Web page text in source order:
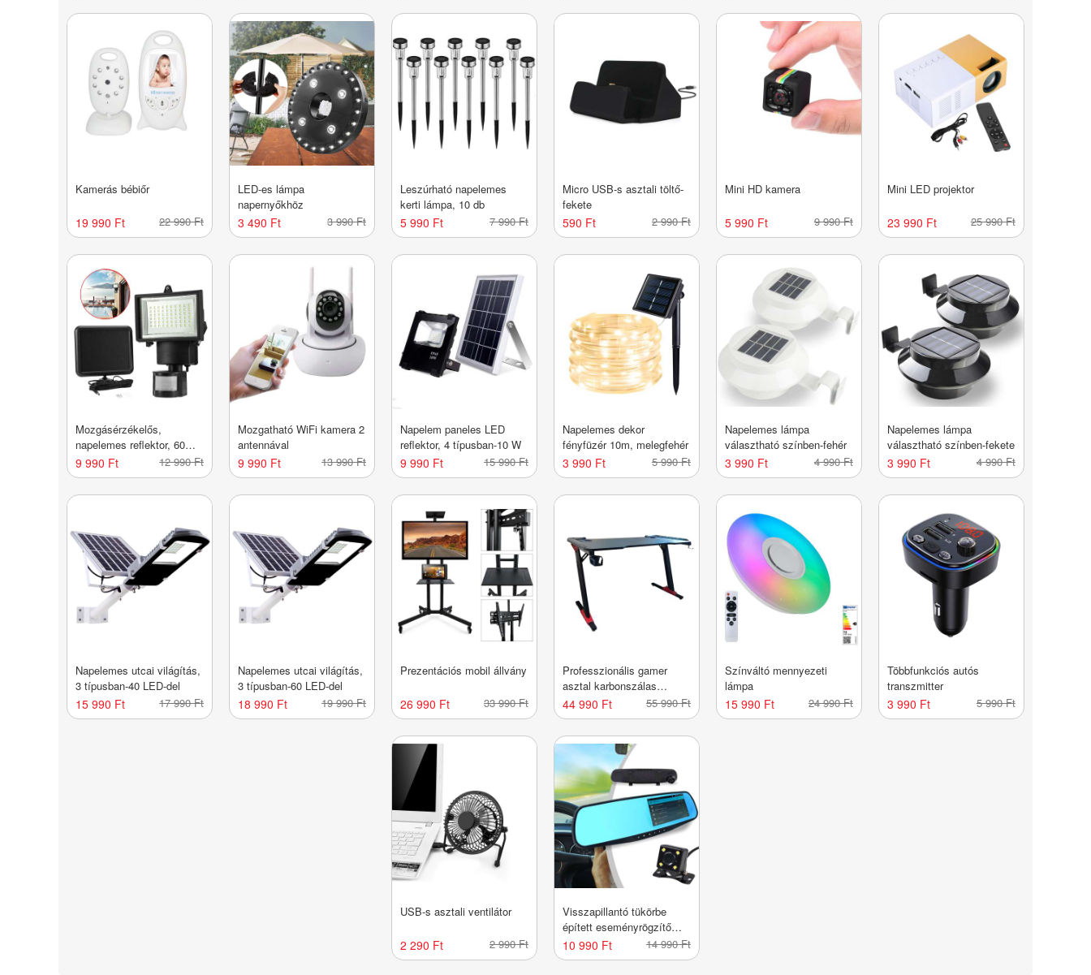
Kamerás bébiőr
19 990 Ft 22 990 Ft
LED-es lámpa
napernyőkhöz
3 490 Ft 3 990 Ft
Leszúrható napelemes
kerti lámpa, 10 db
5 990 Ft 7 990 Ft
Micro USB-s asztali töltő-
fekete
590 Ft 2 990 Ft
Mini HD kamera
5 990 Ft 9 990 Ft
Mini LED projektor
23 990 Ft 25 990 Ft
Mozgásérzékelős,
napelemes reflektor, 60
LED
9 990 Ft 12 990 Ft
Mozgatható WiFi kamera 2
antennával
9 990 Ft 13 990 Ft
Napelem paneles LED
reflektor, 4 típusban-10 W
9 990 Ft 15 990 Ft
Napelemes dekor
fényfüzér 10m, melegfehér
3 990 Ft 5 990 Ft
Napelemes lámpa
választható színben-fehér
3 990 Ft 4 990 Ft
Napelemes lámpa
választható színben-fekete
3 990 Ft 4 990 Ft
Napelemes utcai világítás,
3 típusban-40 LED-del
15 990 Ft 17 990 Ft
Napelemes utcai világítás,
3 típusban-60 LED-del
18 990 Ft 19 990 Ft
Prezentációs mobil állvány
26 990 Ft 33 990 Ft
Professzionális gamer
asztal karbonszálas
bevonattal, LED
világítással
44 990 Ft 55 990 Ft
Színváltó mennyezeti
lámpa
15 990 Ft 24 990 Ft
Többfunkciós autós
transzmitter
3 990 Ft 5 990 Ft
USB-s asztali ventilátor
2 290 Ft 2 990 Ft
Visszapillantó tükörbe
épített eseményrögzítő
kamera és tolatókamera,
magyar menüs
10 990 Ft 14 990 Ft